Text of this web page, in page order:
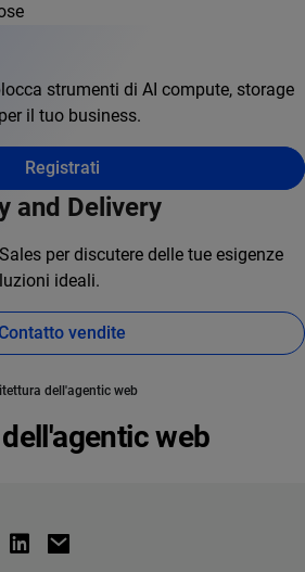
strumenti di AI compute, storage
il tuo business.
Registrati
and Delivery
per discutere delle tue esigenze
ideali.
vendite
dell'agentic web
web